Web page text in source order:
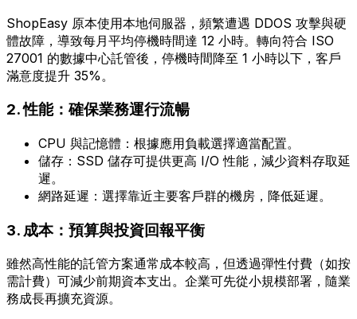
ShopEasy 原本使用本地伺服器，頻繁遭遇 DDOS 攻擊與硬
體故障，導致每月平均停機時間達 12 小時。轉向符合 ISO
27001 的數據中心託管後，停機時間降至 1 小時以下，客戶
滿意度提升 35%。
2. 性能：確保業務運行流暢
CPU 與記憶體：根據應用負載選擇適當配置。
儲存：SSD 儲存可提供更高 I/O 性能，減少資料存取延
遲。
網路延遲：選擇靠近主要客戶群的機房，降低延遲。
3. 成本：預算與投資回報平衡
雖然高性能的託管方案通常成本較高，但透過彈性付費（如按
需計費）可減少前期資本支出。企業可先從小規模部署，隨業
務成長再擴充資源。